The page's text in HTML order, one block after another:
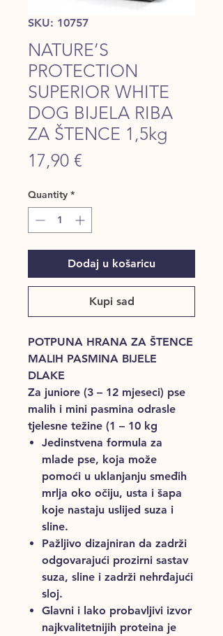
SKU: 10757
NATURE’S
PROTECTION
SUPERIOR WHITE
DOG BIJELA RIBA
ZA ŠTENCE 1,5kg
17,90 €
Quantity *
Dodaj u košaricu
Kupi sad
POTPUNA HRANA ZA ŠTENCE
MALIH PASMINA BIJELE
DLAKE
Za juniore (3 – 12 mjeseci) pse
malih i mini pasmina odrasle
tjelesne težine (1 – 10 kg
Jedinstvena formula za
mlade pse, koja može
pomoći u uklanjanju smeđih
mrlja oko očiju, usta i šapa
koje nastaju uslijed suza i
sline.
Pažljivo dizajniran da zadrži
odgovarajući prozirni sastav
suza, sline i zadrži nehrđajući
sloj.
Glavni i lako probavljivi izvor
najkvalitetnijih proteina je